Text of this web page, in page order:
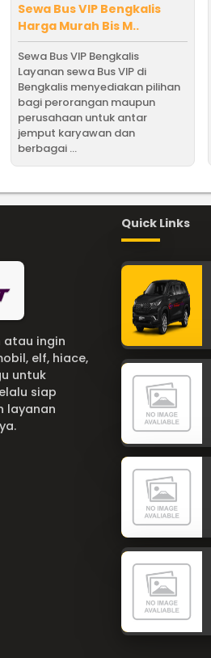
Sewa Bus VIP Bengkalis
Harga Murah Bis M..
Sewa Bus VIP Bengkalis
Layanan sewa Bus VIP di
Bengkalis menyediakan pilihan
bagi perorangan maupun
perusahaan untuk antar
jemput karyawan dan
berbagai ...
atau ingin
elf, hiace,
untuk
siap
layanan
Quick Links